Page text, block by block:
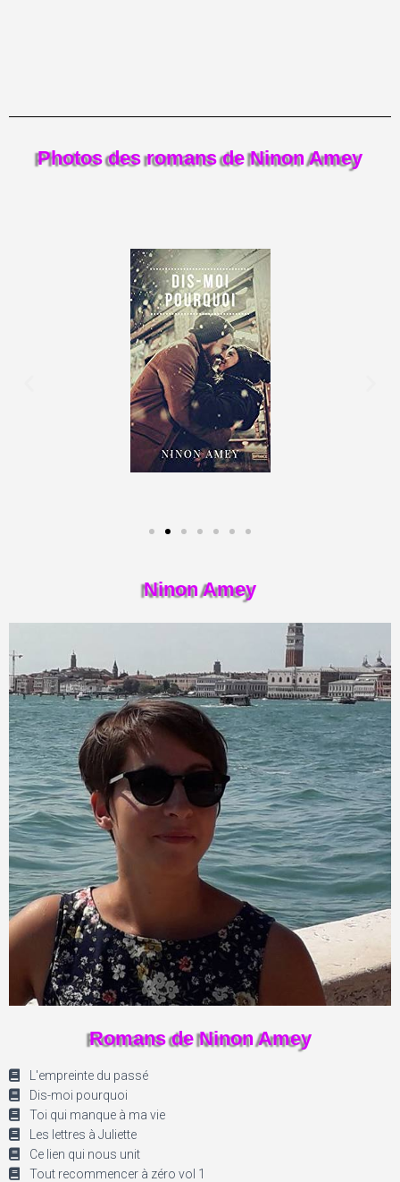
Photos des romans de Ninon Amey
Ninon Amey
Romans de Ninon Amey
L'empreinte du passé
Dis-moi pourquoi
Toi qui manque à ma vie
Les lettres à Juliette
Ce lien qui nous unit
Tout recommencer à zéro vol 1